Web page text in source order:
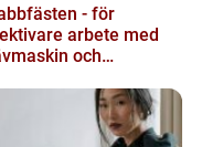
- för
arbete med
och